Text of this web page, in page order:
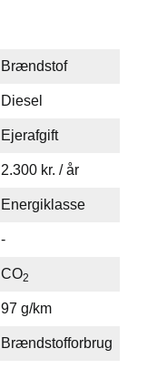
Brændstof
Diesel
Ejerafgift
2.300 kr. / år
Energiklasse
-
CO2
97 g/km
Brændstofforbrug